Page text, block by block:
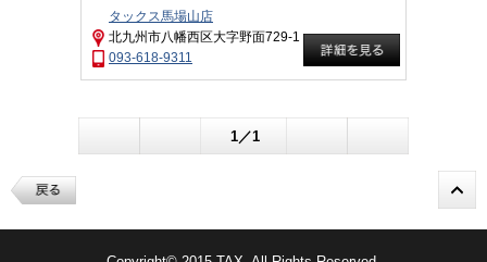
タックス馬場山店
北九州市八幡西区大字野面729-1
093-618-9311
1／1